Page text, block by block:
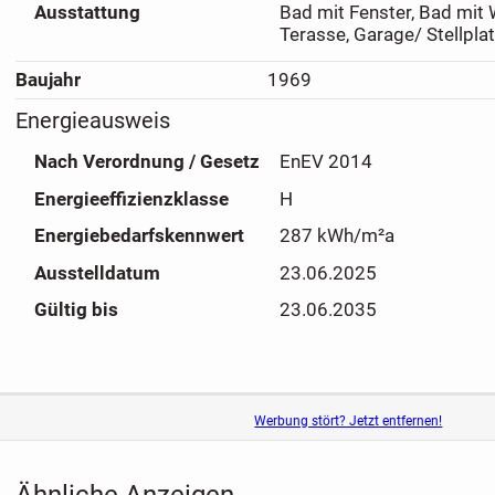
Ein großer Keller und 2 Garagen, eine davon mit
Angebot ab.
Ein freundliches Haus mit großem Platzangebot, in
nach Ihren Vorstellungen und ganz zum Wohlfühlen.
Lassen Sie sich diese Gelegenheit nicht angehen.
Ausstattung
Bad mit Fenster, Bad mit
Terasse, Garage/
Baujahr 1969
Energieausweis
Nach Verordnung / Gesetz
EnEV 2014
Energieeffizienzklasse
H
Energiebedarfskennwert
287 kWh/m²a
Ausstelldatum
23.06.2025
Gültig bis
23.06.2035
Werbung stört? Jetzt entfernen!